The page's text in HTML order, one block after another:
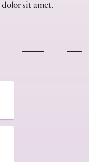
sit amet.